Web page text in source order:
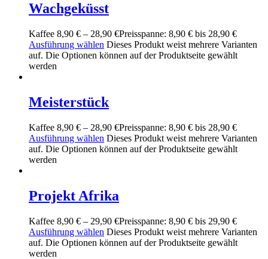
Wachgeküsst
Kaffee 8,90 € – 28,90 €Preisspanne: 8,90 € bis 28,90 €
Ausführung wählen Dieses Produkt weist mehrere Varianten
auf. Die Optionen können auf der Produktseite gewählt
werden
Meisterstück
Kaffee 8,90 € – 28,90 €Preisspanne: 8,90 € bis 28,90 €
Ausführung wählen Dieses Produkt weist mehrere Varianten
auf. Die Optionen können auf der Produktseite gewählt
werden
Projekt Afrika
Kaffee 8,90 € – 29,90 €Preisspanne: 8,90 € bis 29,90 €
Ausführung wählen Dieses Produkt weist mehrere Varianten
auf. Die Optionen können auf der Produktseite gewählt
werden